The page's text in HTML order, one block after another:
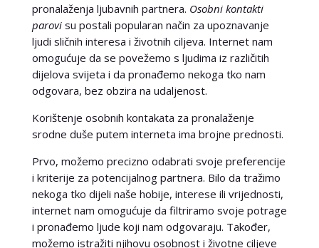
pronalaženja ljubavnih partnera. Osobni kontakti
parovisu postali popularan način za upoznavanje
ljudi sličnih interesa i životnih ciljeva. Internet nam
omogućuje da se povežemo s ljudima iz različitih
dijelova svijeta i da pronađemo nekoga tko nam
odgovara, bez obzira na udaljenost.
Korištenje osobnih kontakata za pronalaženje
srodne duše putem interneta ima brojne prednosti.
Prvo, možemo precizno odabrati svoje preferencije
i kriterije za potencijalnog partnera. Bilo da tražimo
nekoga tko dijeli naše hobije, interese ili vrijednosti,
internet nam omogućuje da filtriramo svoje potrage
i pronađemo ljude koji nam odgovaraju. Također,
možemo istražiti njihovu osobnost i životne ciljeve